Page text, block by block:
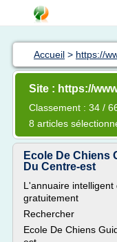
Accueil > https://
Site : https://
Classement : 34 /
8 articles
Ecole De Chiens
Du Centre-est
L'annuaire
gratuitement
Rechercher
Ecole De Chiens